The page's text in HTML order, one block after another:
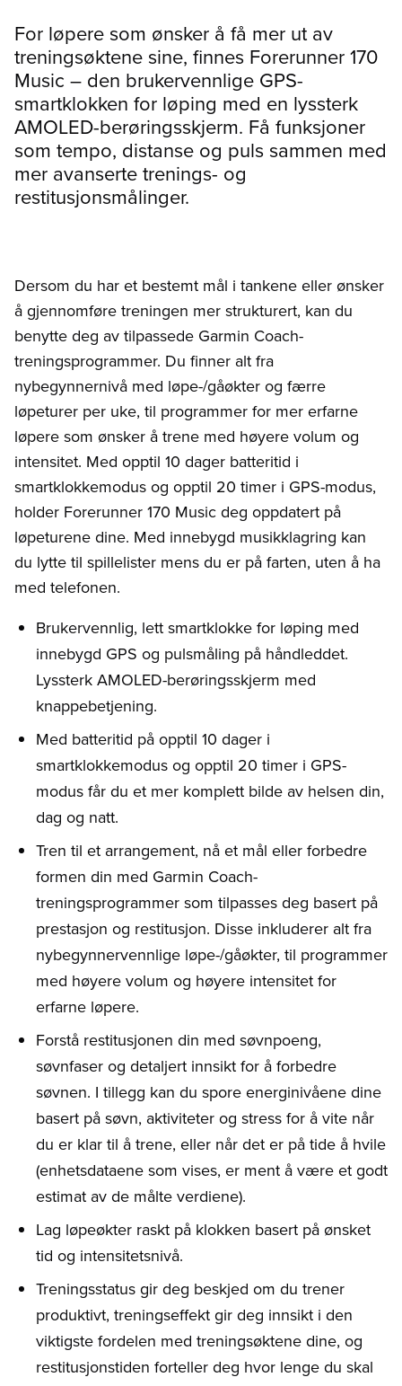
For løpere som ønsker å få mer ut av
treningsøktene sine, finnes Forerunner 170
Music – den brukervennlige GPS-
smartklokken for løping med en lyssterk
AMOLED-berøringsskjerm. Få funksjoner
som tempo, distanse og puls sammen med
mer avanserte trenings- og
restitusjonsmålinger.
Dersom du har et bestemt mål i tankene eller ønsker
å gjennomføre treningen mer strukturert, kan du
benytte deg av tilpassede Garmin Coach-
treningsprogrammer. Du finner alt fra
nybegynnernivå med løpe-/gåøkter og færre
løpeturer per uke, til programmer for mer erfarne
løpere som ønsker å trene med høyere volum og
intensitet. Med opptil 10 dager batteritid i
smartklokkemodus og opptil 20 timer i GPS-modus,
holder Forerunner 170 Music deg oppdatert på
løpeturene dine. Med innebygd musikklagring kan
du lytte til spillelister mens du er på farten, uten å ha
med telefonen.
Brukervennlig, lett smartklokke for løping med
innebygd GPS og pulsmåling på håndleddet.
Lyssterk AMOLED-berøringsskjerm med
knappebetjening.
Med batteritid på opptil 10 dager i
smartklokkemodus og opptil 20 timer i GPS-
modus får du et mer komplett bilde av helsen din,
dag og natt.
Tren til et arrangement, nå et mål eller forbedre
formen din med Garmin Coach-
treningsprogrammer som tilpasses deg basert på
prestasjon og restitusjon. Disse inkluderer alt fra
nybegynnervennlige løpe-/gåøkter, til programmer
med høyere volum og høyere intensitet for
erfarne løpere.
Forstå restitusjonen din med søvnpoeng,
søvnfaser og detaljert innsikt for å forbedre
søvnen. I tillegg kan du spore energinivåene dine
basert på søvn, aktiviteter og stress for å vite når
du er klar til å trene, eller når det er på tide å hvile
(enhetsdataene som vises, er ment å være et godt
estimat av de målte verdiene).
Lag løpeøkter raskt på klokken basert på ønsket
tid og intensitetsnivå.
Treningsstatus gir deg beskjed om du trener
produktivt, treningseffekt gir deg innsikt i den
viktigste fordelen med treningsøktene dine, og
restitusjonstiden forteller deg hvor lenge du skal